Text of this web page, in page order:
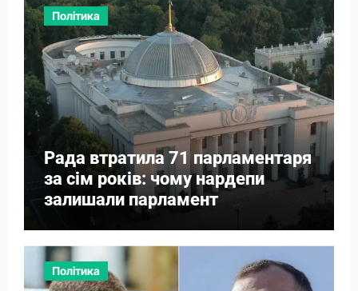
Політика
Рада втратила 71 парламентаря
за сім років: чому нардепи
залишали парламент
Політика